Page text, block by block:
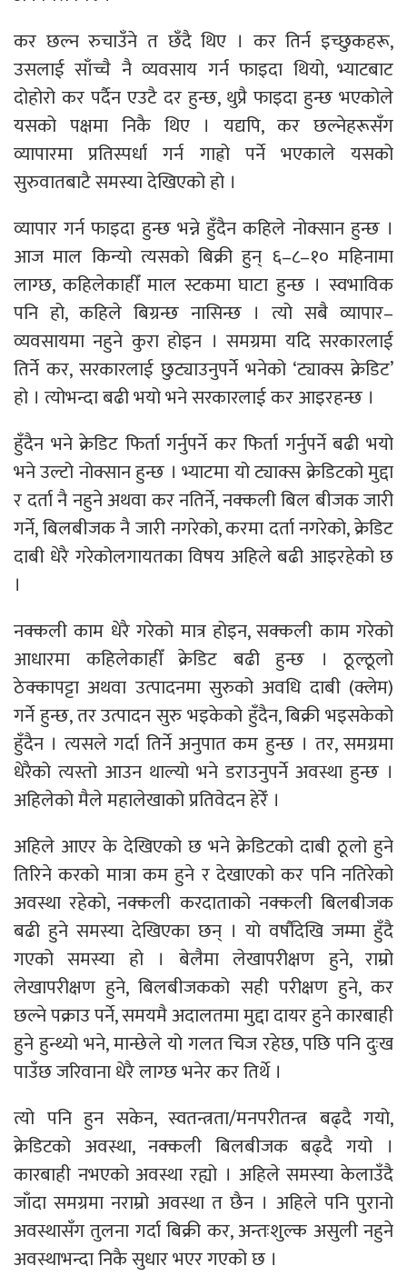
कर छल्न रुचाउँने त छँदै थिए । कर तिर्न इच्छुकहरू,
उसलाई साँच्चै नै व्यवसाय गर्न फाइदा थियो, भ्याटबाट
दोहोरो कर पर्दैन एउटै दर हुन्छ, थुप्रै फाइदा हुन्छ भएकोले
यसको पक्षमा निकै थिए । यद्यपि, कर छल्नेहरूसँग
व्यापारमा प्रतिस्पर्धा गर्न गाह्रो पर्ने भएकाले यसको
सुरुवातबाटै समस्या देखिएको हो ।
व्यापार गर्न फाइदा हुन्छ भन्ने हुँदैन कहिले नोक्सान हुन्छ ।
आज माल किन्यो त्यसको बिक्री हुन् ६–८–१० महिनामा
लाग्छ, कहिलेकाहीँ माल स्टकमा घाटा हुन्छ । स्वभाविक
पनि हो, कहिले बिग्रन्छ नासिन्छ । त्यो सबै व्यापार–
व्यवसायमा नहुने कुरा होइन । समग्रमा यदि सरकारलाई
तिर्ने कर, सरकारलाई छुट्याउनुपर्ने भनेको ‘ट्याक्स क्रेडिट’
हो । त्योभन्दा बढी भयो भने सरकारलाई कर आइरहन्छ ।
हुँदैन भने क्रेडिट फिर्ता गर्नुपर्ने कर फिर्ता गर्नुपर्ने बढी भयो
भने उल्टो नोक्सान हुन्छ । भ्याटमा यो ट्याक्स क्रेडिटको मुद्दा
र दर्ता नै नहुने अथवा कर नतिर्ने, नक्कली बिल बीजक जारी
गर्ने, बिलबीजक नै जारी नगरेको, करमा दर्ता नगरेको, क्रेडिट
दाबी धेरै गरेकोलगायतका विषय अहिले बढी आइरहेको छ
।
नक्कली काम धेरै गरेको मात्र होइन, सक्कली काम गरेको
आधारमा कहिलेकाहीँ क्रेडिट बढी हुन्छ । ठूल्ठूलो
ठेक्कापट्टा अथवा उत्पादनमा सुरुको अवधि दाबी (क्लेम)
गर्ने हुन्छ, तर उत्पादन सुरु भइकेको हुँदैन, बिक्री भइसकेको
हुँदैन । त्यसले गर्दा तिर्ने अनुपात कम हुन्छ । तर, समग्रमा
धेरैको त्यस्तो आउन थाल्यो भने डराउनुपर्ने अवस्था हुन्छ ।
अहिलेको मैले महालेखाको प्रतिवेदन हेरेँ ।
अहिले आएर के देखिएको छ भने क्रेडिटको दाबी ठूलो हुने
तिरिने करको मात्रा कम हुने र देखाएको कर पनि नतिरेको
अवस्था रहेको, नक्कली करदाताको नक्कली बिलबीजक
बढी हुने समस्या देखिएका छन् । यो वर्षौंदेखि जम्मा हुँदै
गएको समस्या हो । बेलैमा लेखापरीक्षण हुने, राम्रो
लेखापरीक्षण हुने, बिलबीजकको सही परीक्षण हुने, कर
छल्ने पक्राउ पर्ने, समयमै अदालतमा मुद्दा दायर हुने कारबाही
हुने हुन्थ्यो भने, मान्छेले यो गलत चिज रहेछ, पछि पनि दुःख
पाउँछ जरिवाना धेरै लाग्छ भनेर कर तिर्थे ।
त्यो पनि हुन सकेन, स्वतन्त्रता/मनपरीतन्त्र बढ्दै गयो,
क्रेडिटको अवस्था, नक्कली बिलबीजक बढ्दै गयो ।
कारबाही नभएको अवस्था रह्यो । अहिले समस्या केलाउँदै
जाँदा समग्रमा नराम्रो अवस्था त छैन । अहिले पनि पुरानो
अवस्थासँग तुलना गर्दा बिक्री कर, अन्तःशुल्क असुली नहुने
अवस्थाभन्दा निकै सुधार भएर गएको छ ।